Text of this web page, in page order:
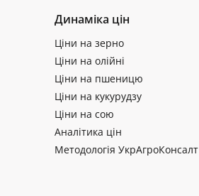
Динаміка цін
Ціни на зерно
Ціни на олійні
Ціни на пшеницю
Ціни на кукурудзу
Ціни на сою
Аналітика цін
Методологія УкрАгроКонсалт